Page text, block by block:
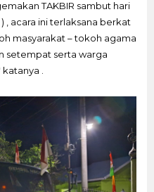
TAKBIR sambut hari
, acara ini terlaksana berkat
masyarakat – tokoh agama
setempat serta warga
.